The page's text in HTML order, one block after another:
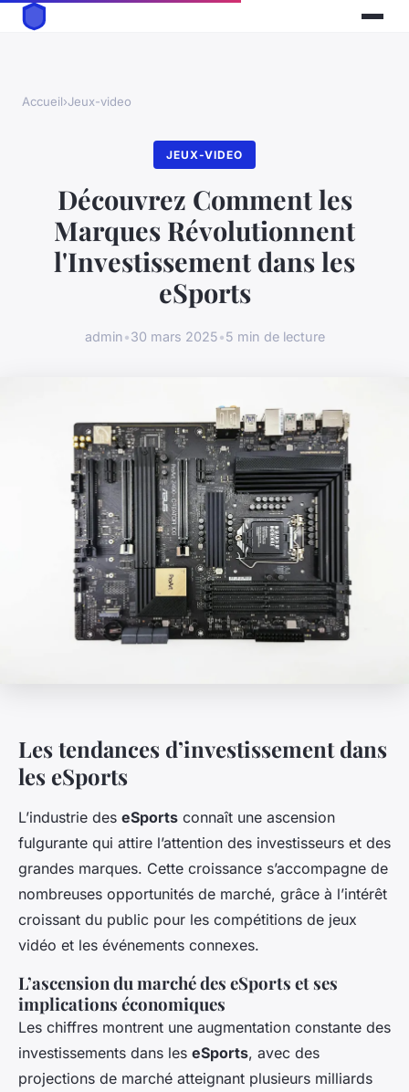
Accueil›Jeux-video
JEUX-VIDEO
Découvrez Comment les
Marques Révolutionnent
l'Investissement dans les
eSports
admin•30 mars 2025•5 min de lecture
Les tendances d’investissement dans
les eSports
L’industrie des eSports connaît une ascension
fulgurante qui attire l’attention des investisseurs et des
grandes marques. Cette croissance s’accompagne de
nombreuses opportunités de marché, grâce à l’intérêt
croissant du public pour les compétitions de jeux
vidéo et les événements connexes.
L’ascension du marché des eSports et ses
implications économiques
Les chiffres montrent une augmentation constante des
investissements dans les eSports, avec des
projections de marché atteignant plusieurs milliards